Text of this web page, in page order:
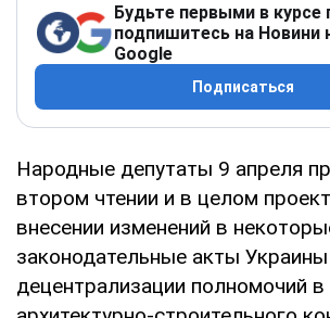
Будьте первыми в курсе
подпишитесь на Новини
Google
Подписаться
Народные депутаты 9 апреля
втором чтении и в целом
внесении изменений в
законодательные акты
децентрализации полномочий